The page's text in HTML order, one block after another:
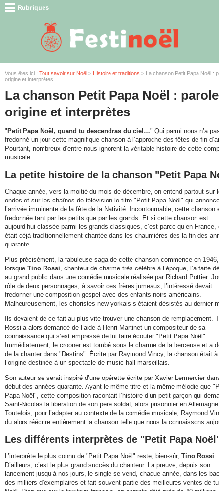
Vous êtes ici : Tout savoir sur Noël > Histoire et traditions > La chanson Petit Papa Noël :
origine et interprètes
La chanson Petit Papa Noël :
origine et interprètes
" Petit Papa Noël, quand tu descendras du ciel…" Qui parmi nous n’a
fredonné un jour cette magnifique chanson à l’approche des fêtes de fin
Pourtant, nombreux d’entre nous ignorent la véritable histoire de cette
musicale.
La petite histoire de la chanson "Petit Papa
Chaque année, vers la moitié du mois de décembre, on entend partout sur
ondes et sur les chaînes de télévision le titre "Petit Papa Noël" qui annonce
l’arrivée imminente de la fête de la Nativité. Incontournable, cette chanson
fredonnée tant par les petits que par les grands. Et si cette chanson est
aujourd’hui classée parmi les grands classiques, c’est parce qu’en France,
était déjà traditionnellement chantée dans les chaumières dès la fin des
quarante.
Plus précisément, la fabuleuse saga de cette chanson commence en 1946,
lorsque Tino Rossi , chanteur de charme très célèbre à l’époque, l’a faite
au grand public dans une comédie musicale réalisée par Richard Pottier.
rôle de deux personnages, à savoir des frères jumeaux, l’intéressé devait
fredonner une composition gospel avec des enfants noirs américains.
Malheureusement, les choristes new-yorkais s’étaient désistés au dernier
Ils devaient de ce fait au plus vite trouver une chanson de remplacement.
Rossi a alors demandé de l’aide à Henri Martinet un compositeur de sa
connaissance qui s’est empressé de lui faire écouter "Petit Papa Noël".
Immédiatement, le crooner est tombé sous le charme de la berceuse et a
de la chanter dans "Destins". Écrite par Raymond Vincy, la chanson était à
l’origine destinée à un spectacle de music-hall marseillais.
Son auteur se serait inspiré d’une opérette écrite par Xavier Lermercier
début des années quarante. Ayant le même titre et la même mélodie que
Papa Noël", cette composition racontait l’histoire d’un petit garçon qui
Saint-Nicolas la libération de son père soldat, alors prisonnier en
Toutefois, pour l’adapter au contexte de la comédie musicale, Raymond
du alors réécrire entièrement la chanson telle que nous la connaissons
Les différents interprètes de "Petit Papa
L’interprète le plus connu de "Petit Papa Noël" reste, bien-sûr, Tino Rossi
D’ailleurs, c’est le plus grand succès du chanteur. La preuve, depuis son
lancement jusqu’à nos jours, le single se vend, chaque année, dans les
des milliers d’exemplaires et fait souvent partie des meilleures ventes de